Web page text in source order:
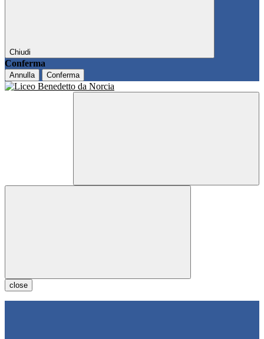
Chiudi
Conferma
Annulla Conferma
close